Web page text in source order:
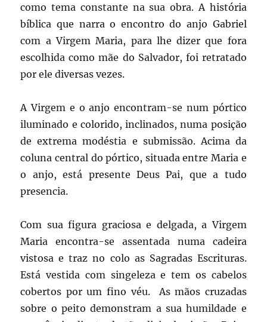
como tema constante na sua obra. A história
bíblica que narra o encontro do anjo Gabriel
com a Virgem Maria, para lhe dizer que fora
escolhida como mãe do Salvador, foi retratado
por ele diversas vezes.
A Virgem e o anjo encontram-se num pórtico
iluminado e colorido, inclinados, numa posição
de extrema modéstia e submissão. Acima da
coluna central do pórtico, situada entre Maria e
o anjo, está presente Deus Pai, que a tudo
presencia.
Com sua figura graciosa e delgada, a Virgem
Maria encontra-se assentada numa cadeira
vistosa e traz no colo as Sagradas Escrituras.
Está vestida com singeleza e tem os cabelos
cobertos por um fino véu. As mãos cruzadas
sobre o peito demonstram a sua humildade e